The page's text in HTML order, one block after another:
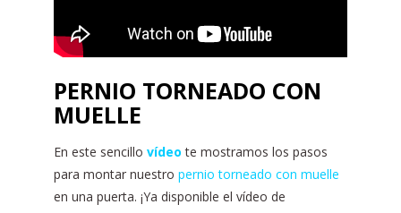
PERNIO TORNEADO CON
MUELLE
En este sencillo vídeo te mostramos los pasos
para montar nuestro pernio torneado con muelle
en una puerta. ¡Ya disponible el vídeo de